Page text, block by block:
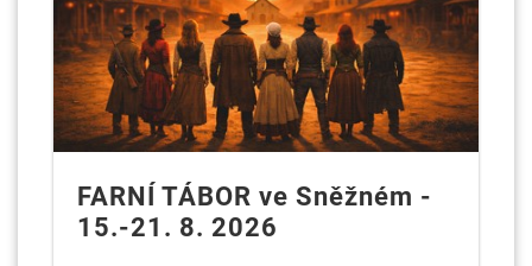
FARNÍ TÁBOR ve Sněžném -
15.-21. 8. 2026